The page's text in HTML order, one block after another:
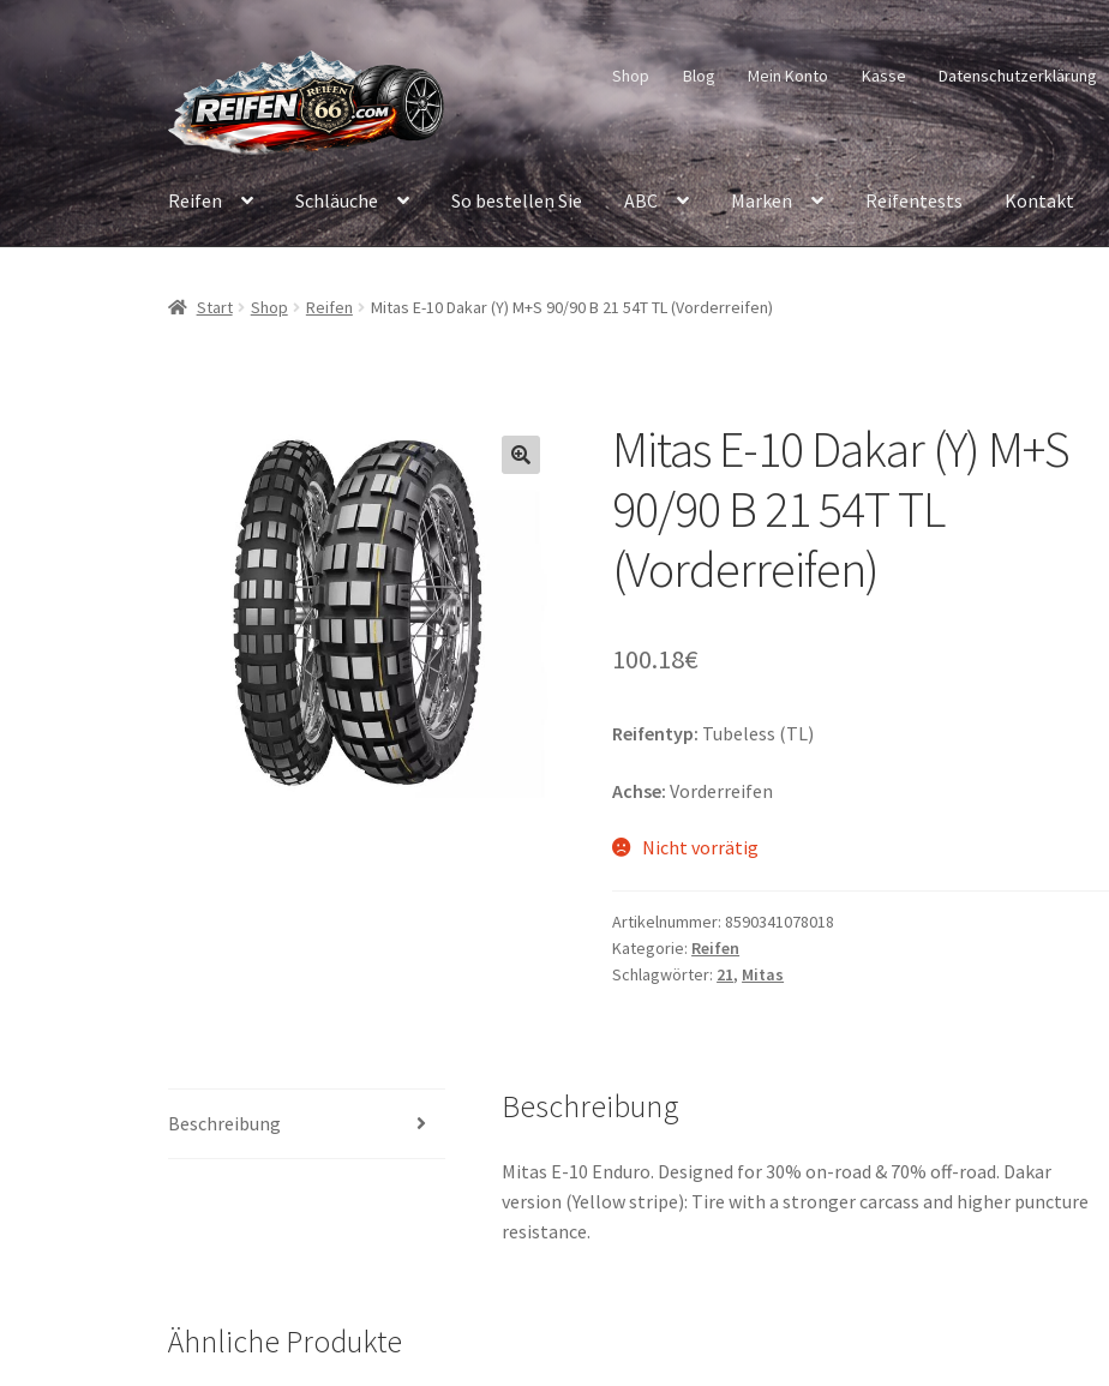
Navigation
springen
Inhalt
springen
Shop Blog Mein Konto Kasse Datenschutzerklärung
Reifen Schläuche So bestellen Sie ABC Marken Reifentests Kontakt
Start Shop Reifen Mitas E-10 Dakar (Y) M+S 90/90 B 21 54T TL (Vorderreifen)
Mitas E-10 Dakar (Y) M+S
90/90 B 21 54T TL
(Vorderreifen)
100.18€
Reifentyp: Tubeless (TL)
Achse: Vorderreifen
Nicht vorrätig
Artikelnummer: 8590341078018
Kategorie: Reifen
Schlagwörter: 21, Mitas
Beschreibung Beschreibung
Mitas E-10 Enduro. Designed for 30% on-road & 70% off-road. Dakar
version (Yellow stripe): Tire with a stronger carcass and higher puncture
resistance.
Ähnliche Produkte